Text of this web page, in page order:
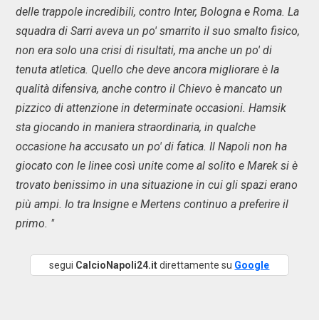
delle trappole incredibili, contro Inter, Bologna e Roma. La
squadra di Sarri aveva un po' smarrito il suo smalto fisico,
non era solo una crisi di risultati, ma anche un po' di
tenuta atletica. Quello che deve ancora migliorare è la
qualità difensiva, anche contro il Chievo è mancato un
pizzico di attenzione in determinate occasioni. Hamsik
sta giocando in maniera straordinaria, in qualche
occasione ha accusato un po' di fatica. Il Napoli non ha
giocato con le linee così unite come al solito e Marek si è
trovato benissimo in una situazione in cui gli spazi erano
più ampi. Io tra Insigne e Mertens continuo a preferire il
primo. "
segui CalcioNapoli24.itdirettamente su Google